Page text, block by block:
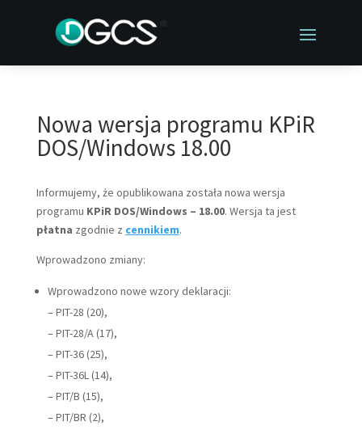
Nowa wersja programu KPiR
DOS/Windows 18.00
Informujemy, że opublikowana została nowa wersja
programu KPiR DOS/Windows – 18.00. Wersja ta jest
płatna zgodnie z cennikiem.
Wprowadzono zmiany:
Wprowadzono nowe wzory deklaracji:
– PIT-28 (20),
– PIT-28/A (17),
– PIT-36 (25),
– PIT-36L (14),
– PIT/B (15),
– PIT/BR (2),